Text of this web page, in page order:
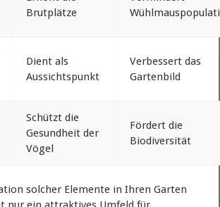
Brutplätze
Dient als
Aussichtspunkt
Verbessert das
Gartenbild
Schützt die
Gesundheit der
Vögel
Fördert die
Biodiversität
solcher Elemente in Ihren Garten